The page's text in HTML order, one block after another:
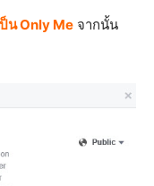
น Only Me จากนั้น